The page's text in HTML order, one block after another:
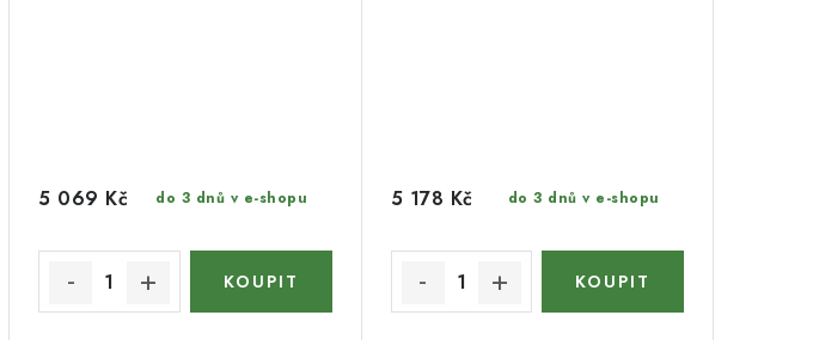
do 3 dnů v e-shopu
5 069 Kč do 3 dnů v e-shopu
5 178 Kč